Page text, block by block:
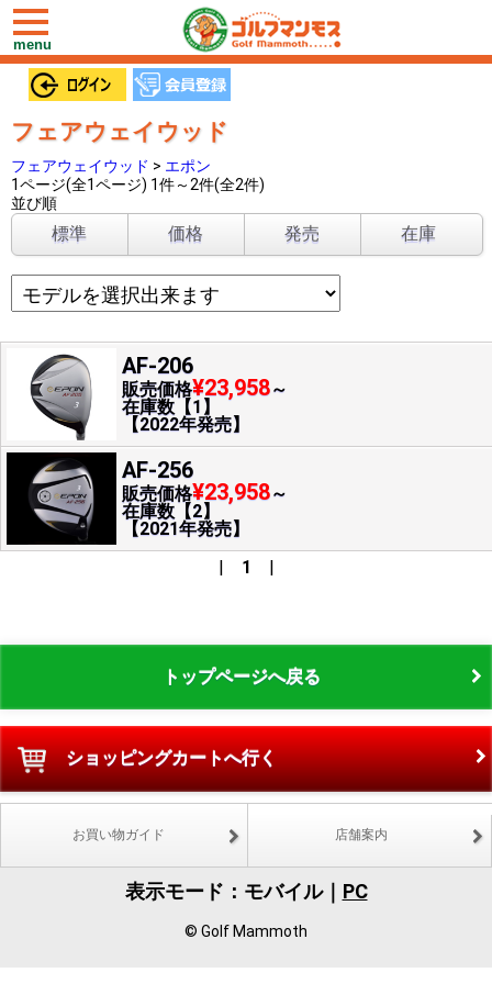
toggle
navigation
menu
フェアウェイウッド
フェアウェイウッド > エポン
1ページ(全1ページ) 1件～2件(全2件)
並び順
標準 価格 発売 在庫
AF-206
販売価格¥23,958～
在庫数【1】
【2022年発売】
AF-256
販売価格¥23,958～
在庫数【2】
【2021年発売】
| 1 |
トップページへ戻る
ショッピングカートへ行く
お買い物ガイド 店舗案内
表示モード：モバイル｜ PC
© Golf Mammoth